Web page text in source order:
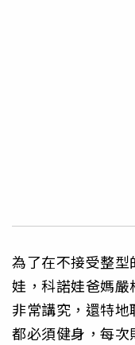
為了在不接受整
娃，科諾娃爸媽
非常講究，還特
都必須健身，每